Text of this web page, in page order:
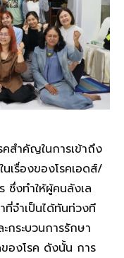
สำคัญในการเข้าถึง
เรื่องของโรคเอดส์/
ซึ่งทำให้ผู้คนลังเล
ที่จำเป็นได้ทันท่วงที
กระบวนการรักษา
ของโรค ดังนั้น การ